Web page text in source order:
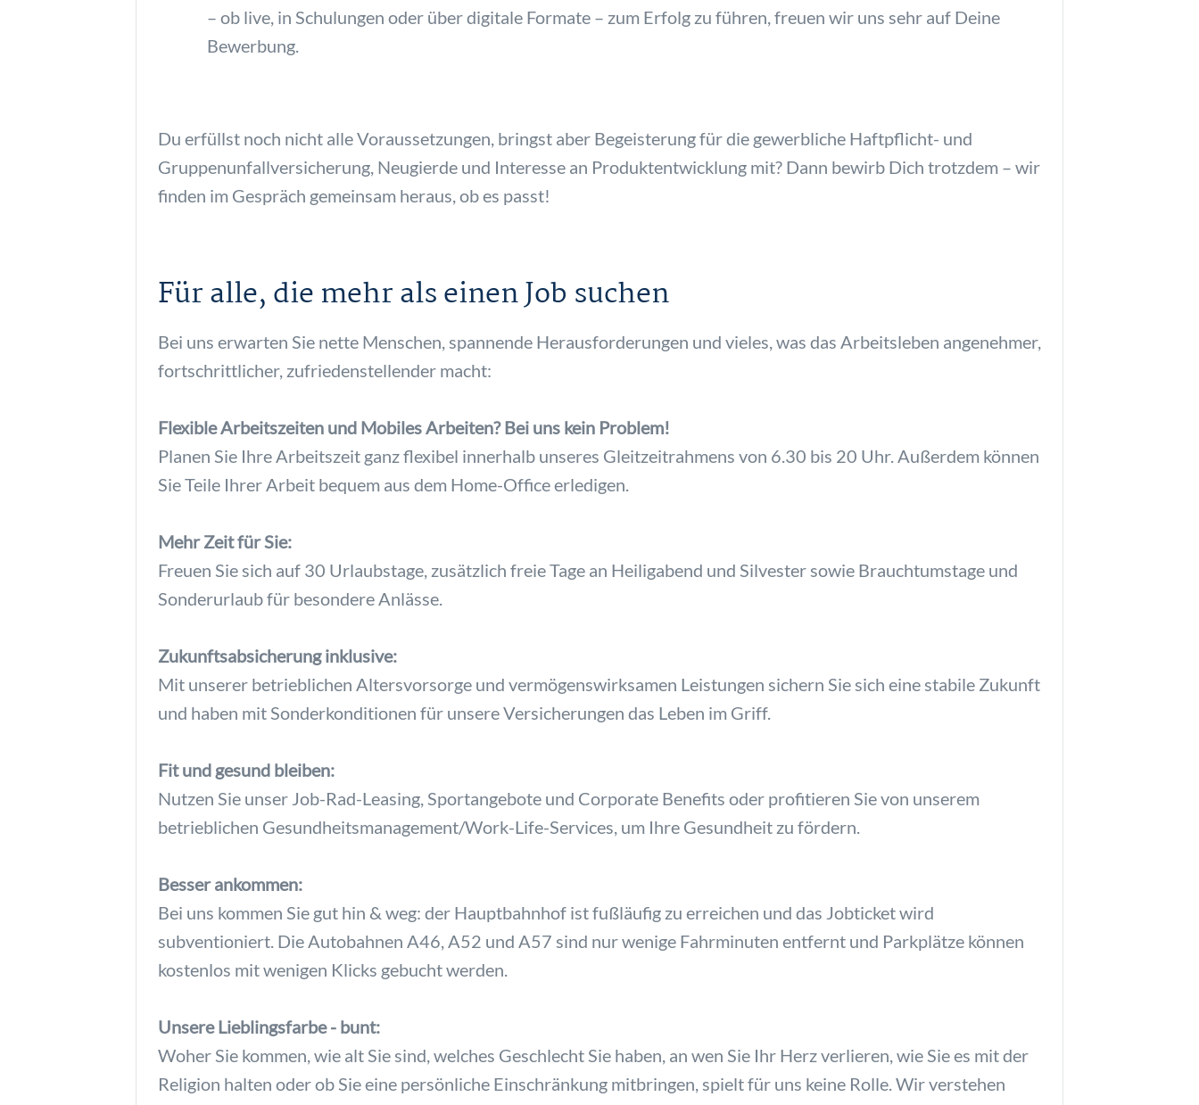
– ob live, in Schulungen oder über digitale Formate – zum Erfolg zu führen, freuen wir uns sehr auf Deine
Bewerbung.
Du erfüllst noch nicht alle Voraussetzungen, bringst aber Begeisterung für die gewerbliche Haftpflicht- und
Gruppenunfallversicherung, Neugierde und Interesse an Produktentwicklung mit? Dann bewirb Dich trotzdem – wir
finden im Gespräch gemeinsam heraus, ob es passt!
Für alle, die mehr als einen Job suchen
Bei uns erwarten Sie nette Menschen, spannende Herausforderungen und vieles, was das Arbeitsleben angenehmer,
fortschrittlicher, zufriedenstellender macht:
Flexible Arbeitszeiten und Mobiles Arbeiten? Bei uns kein Problem!
Planen Sie Ihre Arbeitszeit ganz flexibel innerhalb unseres Gleitzeitrahmens von 6.30 bis 20 Uhr. Außerdem können
Sie Teile Ihrer Arbeit bequem aus dem Home-Office erledigen.
Mehr Zeit für Sie:
Freuen Sie sich auf 30 Urlaubstage, zusätzlich freie Tage an Heiligabend und Silvester sowie Brauchtumstage und
Sonderurlaub für besondere Anlässe.
Zukunftsabsicherung inklusive:
Mit unserer betrieblichen Altersvorsorge und vermögenswirksamen Leistungen sichern Sie sich eine stabile Zukunft
und haben mit Sonderkonditionen für unsere Versicherungen das Leben im Griff.
Fit und gesund bleiben:
Nutzen Sie unser Job-Rad-Leasing, Sportangebote und Corporate Benefits oder profitieren Sie von unserem
betrieblichen Gesundheitsmanagement/Work-Life-Services, um Ihre Gesundheit zu fördern.
Besser ankommen:
Bei uns kommen Sie gut hin & weg: der Hauptbahnhof ist fußläufig zu erreichen und das Jobticket wird
subventioniert. Die Autobahnen A46, A52 und A57 sind nur wenige Fahrminuten entfernt und Parkplätze können
kostenlos mit wenigen Klicks gebucht werden.
Unsere Lieblingsfarbe - bunt:
Woher Sie kommen, wie alt Sie sind, welches Geschlecht Sie haben, an wen Sie Ihr Herz verlieren, wie Sie es mit der
Religion halten oder ob Sie eine persönliche Einschränkung mitbringen, spielt für uns keine Rolle. Wir verstehen